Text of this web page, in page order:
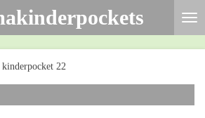
kinderpocket 22